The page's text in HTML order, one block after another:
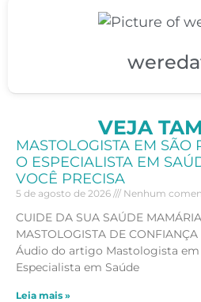
VEJA
MASTOLOGISTA EM SÃO
O ESPECIALISTA EM
VOCÊ PRECISA
5 de agosto de 2026 Nenhum
CUIDE DA SUA SAÚDE
MASTOLOGISTA DE
Áudio do artigo Mastologista em
Especialista em Saúde
Leia mais »